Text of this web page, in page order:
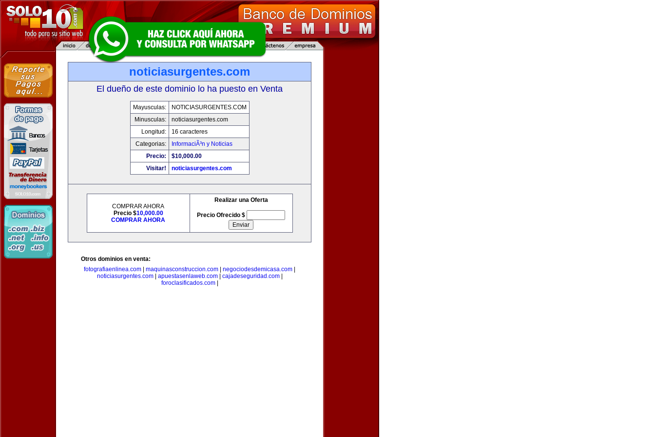
noticiasurgentes.com
El dueño de este dominio lo ha puesto en Venta
Mayusculas:
NOTICIASURGENTES.COM
Minusculas:
noticiasurgentes.com
Longitud:
16 caracteres
Categorias:
InformaciÃ³n y Noticias
Precio:
$10,000.00
Visitar!
noticiasurgentes.com
COMPRAR AHORA
Precio $10,000.00
COMPRAR AHORA
Realizar una Oferta
Precio Ofrecido $
Otros dominios en venta:
fotografiaenlinea.com
maquinasconstruccion.com negociodesdemicasa.com
noticiasurgentes.com| apuestasenlaweb.com| cajadeseguridad.com|
foroclasificados.com|